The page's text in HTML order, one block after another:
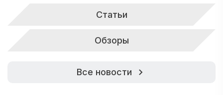
Статьи
Обзоры
Все новости